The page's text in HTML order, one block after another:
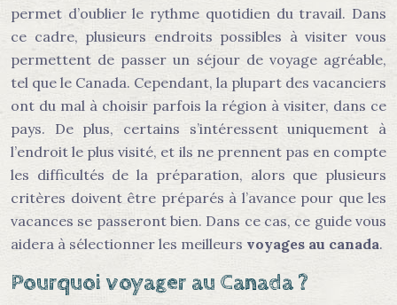
permet d’oublier le rythme quotidien du travail. Dans
ce cadre, plusieurs endroits possibles à visiter vous
permettent de passer un séjour de voyage agréable,
tel que le Canada. Cependant, la plupart des vacanciers
ont du mal à choisir parfois la région à visiter, dans ce
pays. De plus, certains s’intéressent uniquement à
l’endroit le plus visité, et ils ne prennent pas en compte
les difficultés de la préparation, alors que plusieurs
critères doivent être préparés à l’avance pour que les
vacances se passeront bien. Dans ce cas, ce guide vous
aidera à sélectionner les meilleurs voyages au canada.
Pourquoi voyager au Canada ?